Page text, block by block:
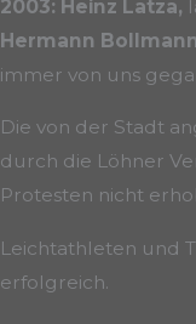
2003: Heinz Latza,
Hermann Bollmann
immer von uns
Die von der Stadt
durch die Löhner
Protesten nicht
Leichtathleten und
erfolgreich.